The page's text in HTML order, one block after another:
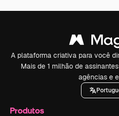
A plataforma criativa para você
Mais de 1 milhão de
agências e
Produtos